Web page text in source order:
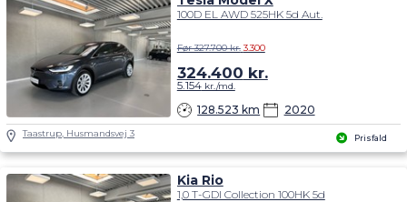
Prisfald
100D EL AWD 525HK 5d Aut.
128.523 km 2020
Før 327.700 kr. 3.300
324.400 kr.
5.154kr./md.
Taastrup, Husmandsvej 3
Kia Rio
1,0 T-GDI Collection 100HK 5d